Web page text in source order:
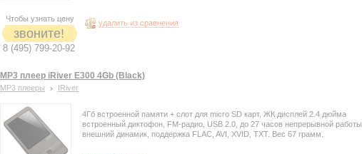
Чтобы узнать цену
звоните!
8 (495) 799-20-92
удалить из сравнения
MP3 плеер iRiver E300 4Gb (Black)
MP3 плееры IRiver
4Гб встроенной памяти + слот для micro SD карт, ЖК дисплей 2.4 дюйма
встроенный диктофон, FM-радио, USB 2.0, до 27 часов непрерывной работы,
внешний динамик, поддержка FLAC, AVI, XVID, TXT. Вес 67 грамм.